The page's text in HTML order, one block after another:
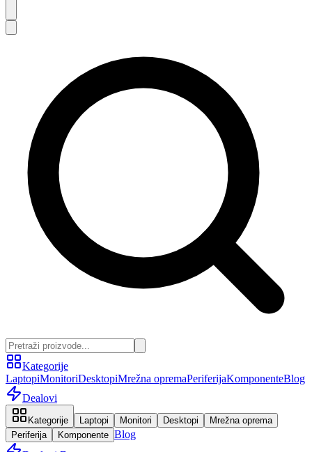
Kategorije
LaptopiMonitoriDesktopiMrežna opremaPeriferijaKomponenteBlog
Dealovi
Kategorije Laptopi Monitori Desktopi
Mrežna oprema
Periferija
Komponente Blog